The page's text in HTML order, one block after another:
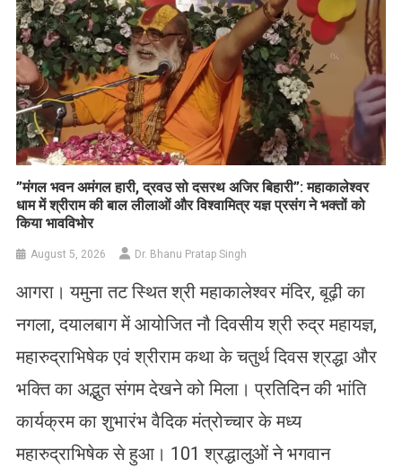
​”मंगल भवन अमंगल हारी, द्रवउ सो दसरथ अजिर बिहारी”: महाकालेश्वर
धाम में श्रीराम की बाल लीलाओं और विश्वामित्र यज्ञ प्रसंग ने भक्तों को
किया भावविभोर
August 5, 2026 Dr. Bhanu Pratap Singh
आगरा। यमुना तट स्थित श्री महाकालेश्वर मंदिर, बूढ़ी का
नगला, दयालबाग में आयोजित नौ दिवसीय श्री रुद्र महायज्ञ,
महारुद्राभिषेक एवं श्रीराम कथा के चतुर्थ दिवस श्रद्धा और
भक्ति का अद्भुत संगम देखने को मिला। प्रतिदिन की भांति
कार्यक्रम का शुभारंभ वैदिक मंत्रोच्चार के मध्य
महारुद्राभिषेक से हुआ। 101 श्रद्धालुओं ने भगवान